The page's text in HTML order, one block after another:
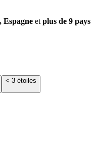
Espagne et plus de 9 pays
< 3 étoiles